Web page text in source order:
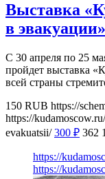
Выставка
в эвакуации»
С 30 апреля по 25
пройдет выставка
всей страны
150 RUB https://
https://
evakuatsii/ 300 ₽ 362 1
https://
https://